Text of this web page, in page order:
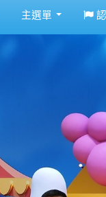
主選單